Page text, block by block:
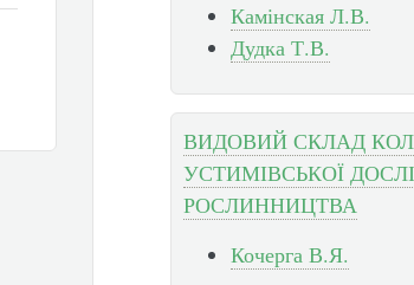
Камінская Л.В.
Дудка Т.В.
ВИДОВИЙ СКЛАД
УСТИМІВСЬКОЇ
РОСЛИННИЦТВА
Кочерга В.Я.